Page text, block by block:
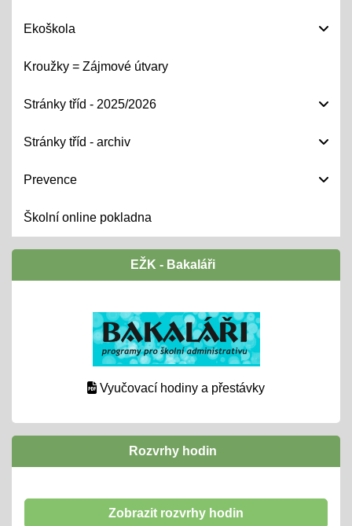
Ekoškola
Kroužky = Zájmové útvary
Stránky tříd - 2025/2026
Stránky tříd - archiv
Prevence
Školní online pokladna
EŽK - Bakaláři
Vyučovací hodiny a přestávky
Rozvrhy hodin
Zobrazit rozvrhy hodin